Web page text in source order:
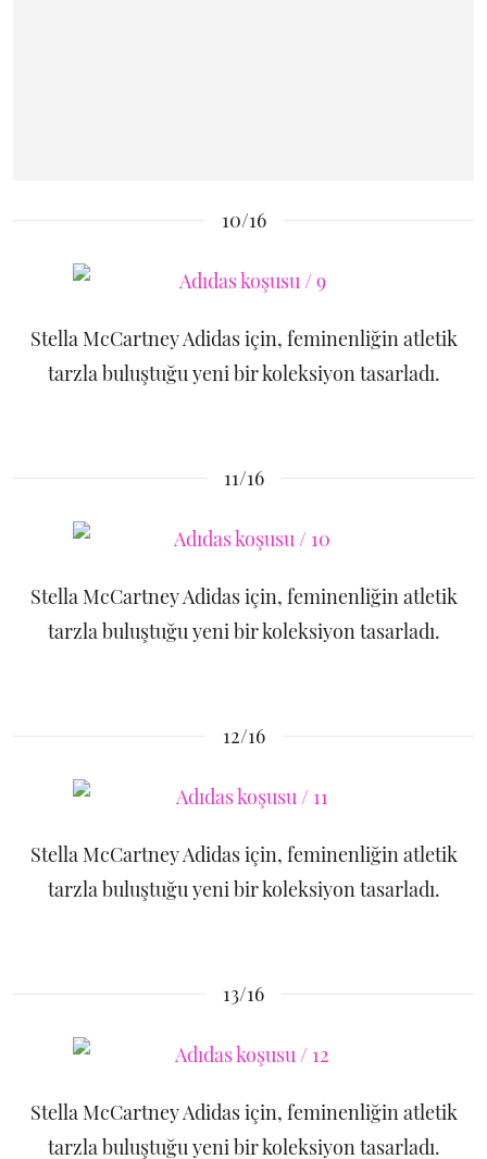
10/16
Stella McCartney Adidas için, feminenliğin atletik
tarzla buluştuğu yeni bir koleksiyon tasarladı.
11/16
Stella McCartney Adidas için, feminenliğin atletik
tarzla buluştuğu yeni bir koleksiyon tasarladı.
12/16
Stella McCartney Adidas için, feminenliğin atletik
tarzla buluştuğu yeni bir koleksiyon tasarladı.
13/16
Stella McCartney Adidas için, feminenliğin atletik
tarzla buluştuğu yeni bir koleksiyon tasarladı.